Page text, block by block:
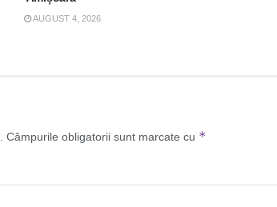
AUGUST 4, 2026
Câmpurile obligatorii sunt marcate cu *